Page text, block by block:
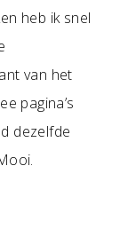
heb ik snel
van het
pagina’s
dezelfde